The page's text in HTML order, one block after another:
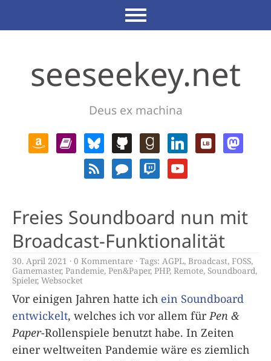
seeseekey.net
Deus ex machina
Freies Soundboard nun mit
Broadcast-Funktionalität
30. April 2021 0 Kommentare Tags: AGPL, Broadcast, FOSS,
Gamemaster, Pandemie, Pen&Paper, PHP, Remote, Soundboard,
Spieler, Websocket
Vor einigen Jahren hatte ich ein Soundboard
entwickelt, welches ich vor allem für Pen &
Paper-Rollenspiele benutzt habe. In Zeiten
einer weltweiten Pandemie wäre es ziemlich